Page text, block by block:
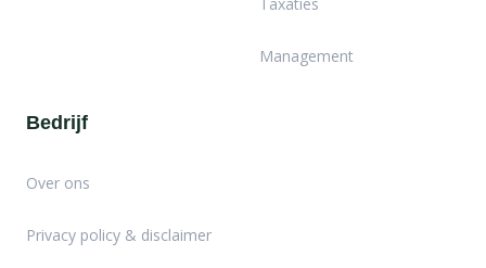
Management
Bedrijf
Over ons
Privacy policy & disclaimer